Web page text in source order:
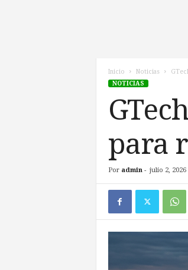
Inicio Noticias
NOTICIAS
para
Por admin- julio 2, 2026